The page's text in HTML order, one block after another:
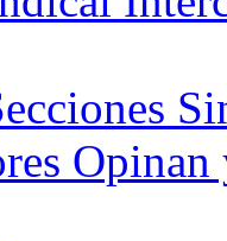
Opinan